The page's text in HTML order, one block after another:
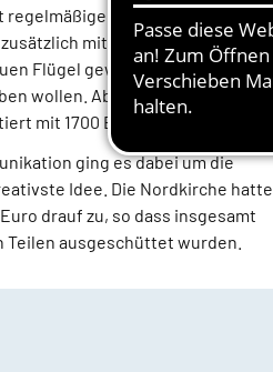
regelmäßige SpenderInnen, Gast-
mit Presseartikel,
Flügel geworben.“ Mit Erfolg:
wollen. Aber die Resonanz war
mit 1700 Euro.
ging es dabei um die
Idee. Die Nordkirche hatte
drauf zu, so dass insgesamt
Teilen ausgeschüttet wurden.